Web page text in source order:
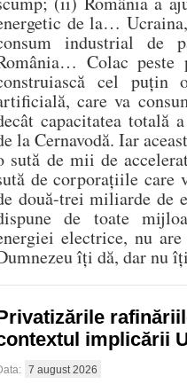
de la…
industrial de
Colac peste
cel
care va
capacitatea totală
la Cernavodă. Iar
sută de mii de
de corporațiile
două-trei miliarde de
de toate
electrice, nu
îți dă, dar nu
implicării
7 august 2026